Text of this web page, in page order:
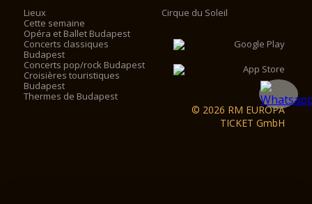
Lieux
Cette semaine
Opéra et Ballet Budapest
Concerts classiques
Budapest
Concerts pop/rock Budapest
Croisières touristiques
Budapest
Thermes de Budapest
Cirque du Soleil
© 2026 RM EUROPA
TICKET GmbH